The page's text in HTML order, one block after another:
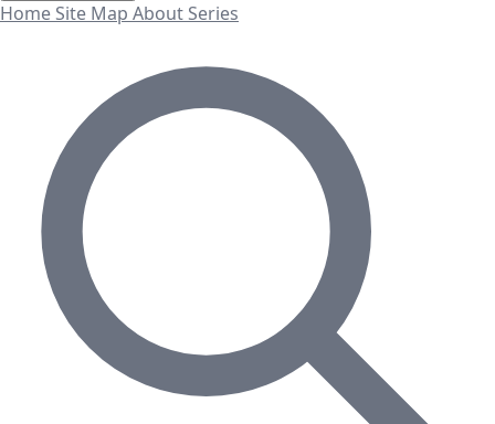
Home Site Map About Series